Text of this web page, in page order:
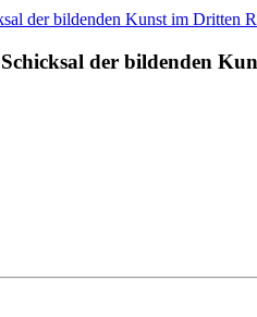
der bildenden